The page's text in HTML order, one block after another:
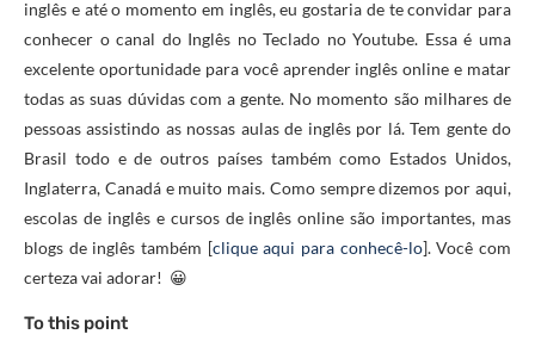
inglês e até o momento em inglês, eu gostaria de te convidar para
conhecer o canal do Inglês no Teclado no Youtube. Essa é uma
excelente oportunidade para você aprender inglês online e matar
todas as suas dúvidas com a gente. No momento são milhares de
pessoas assistindo as nossas aulas de inglês por lá. Tem gente do
Brasil todo e de outros países também como Estados Unidos,
Inglaterra, Canadá e muito mais. Como sempre dizemos por aqui,
escolas de inglês e cursos de inglês online são importantes, mas
blogs de inglês também [clique aqui para conhecê-lo]. Você com
certeza vai adorar! 😀
To this point